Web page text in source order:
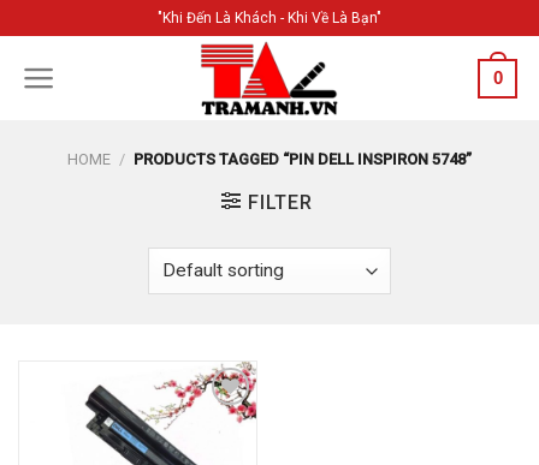
content
"Khi Đến Là Khách - Khi Về Là Bạn"
0
HOME / PRODUCTS TAGGED “PIN DELL INSPIRON 5748”
FILTER
Add to